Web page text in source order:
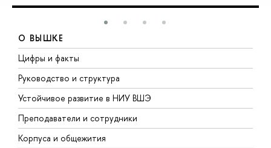
О ВЫШКЕ
Цифры и факты
Руководство и структура
Устойчивое развитие в НИУ ВШЭ
Преподаватели и сотрудники
Корпуса и общежития